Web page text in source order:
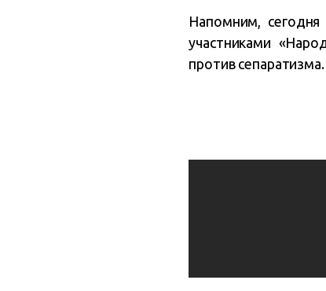
Напомним,
участниками
против